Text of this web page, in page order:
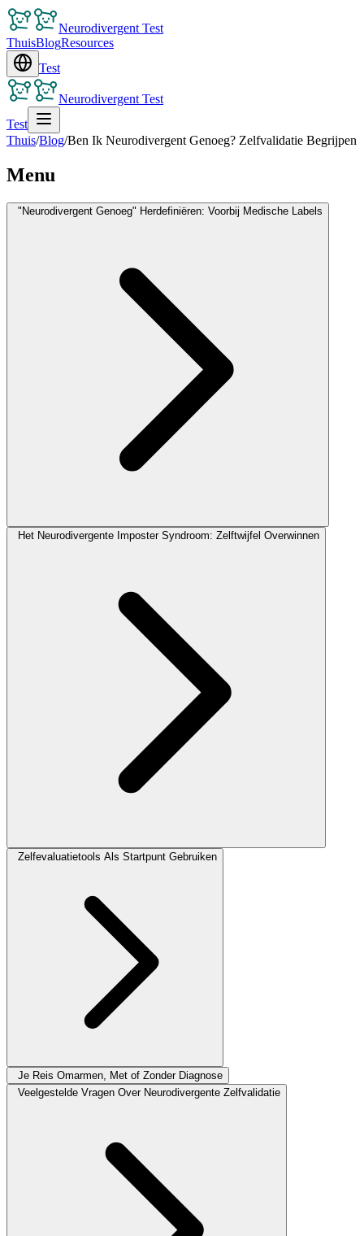
Neurodivergent Test
ThuisBlogResources
Test
Neurodivergent Test
Test
Thuis/Blog/Ben Ik Neurodivergent Genoeg? Zelfvalidatie Begrijpen
Menu
"Neurodivergent Genoeg" Herdefiniëren: Voorbij Medische Labels
Het Neurodivergente Imposter Syndroom: Zelftwijfel Overwinnen
Zelfevaluatietools Als Startpunt Gebruiken
Je Reis Omarmen, Met of Zonder Diagnose
Veelgestelde Vragen Over Neurodivergente Zelfvalidatie